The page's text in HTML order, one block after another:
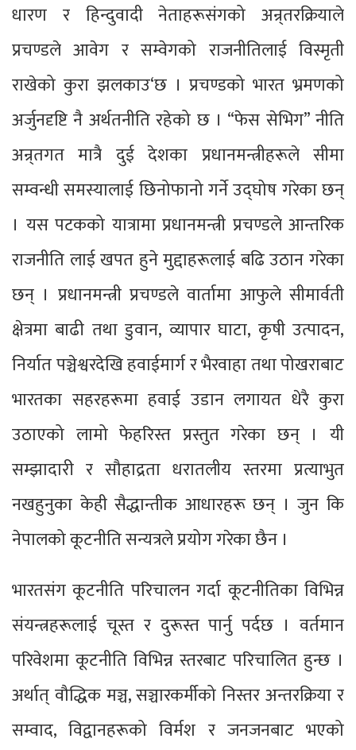
धारण र हिन्दुवादी नेताहरूसंगको अन्र्तरक्रियाले
प्रचण्डले आवेग र सम्वेगको राजनीतिलाई विस्मृती
राखेको कुरा झलकाउ‘छ । प्रचण्डको भारत भ्रमणको
अर्जुनदृष्टि नै अर्थतनीति रहेको छ । “फेस सेभिग” नीति
अन्र्तगत मात्रै दुई देशका प्रधानमन्त्रीहरूले सीमा
सम्वन्धी समस्यालाई छिनोफानो गर्ने उद्घोष गरेका छन्
। यस पटकको यात्रामा प्रधानमन्त्री प्रचण्डले आन्तरिक
राजनीति लाई खपत हुने मुद्दाहरूलाई बढि उठान गरेका
छन् । प्रधानमन्त्री प्रचण्डले वार्तामा आफुले सीमार्वती
क्षेत्रमा बाढी तथा डुवान, व्यापार घाटा, कृषी उत्पादन,
निर्यात पञ्चेश्वरदेखि हवाईमार्ग र भैरवाहा तथा पोखराबाट
भारतका सहरहरूमा हवाई उडान लगायत धेरै कुरा
उठाएको लामो फेहरिस्त प्रस्तुत गरेका छन् । यी
सम्झादारी र सौहाद्रता धरातलीय स्तरमा प्रत्याभुत
नखहुनुका केही सैद्धान्तीक आधारहरू छन् । जुन कि
नेपालको कूटनीति सन्यत्रले प्रयोग गरेका छैन ।
भारतसंग कूटनीति परिचालन गर्दा कूटनीतिका विभिन्न
संयन्त्रहरूलाई चूस्त र दुरूस्त पार्नु पर्दछ । वर्तमान
परिवेशमा कूटनीति विभिन्न स्तरबाट परिचालित हुन्छ ।
अर्थात् वौद्धिक मञ्च, सञ्चारकर्मीको निस्तर अन्तरक्रिया र
सम्वाद, विद्वानहरूको विर्मश र जनजनबाट भएको